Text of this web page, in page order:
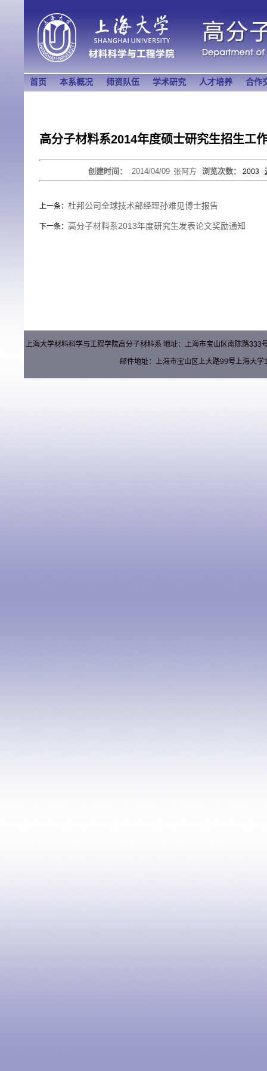
首页 本系概况 师资队伍 学术研究 人才培养 合作
高分子材料系2014年度硕士研究生招生工
创建时间： 2014/04/09 张阿方 浏览次数： 2003
上一条： 杜邦公司全球技术部经理孙难见博士报告
下一条： 高分子材料系2013年度研究生发表论文奖励通知
上海大学材料科学与工程学院高分子材料系 地址：上海市宝山区南陈路
邮件地址：上海市宝山区上大路99号上海大